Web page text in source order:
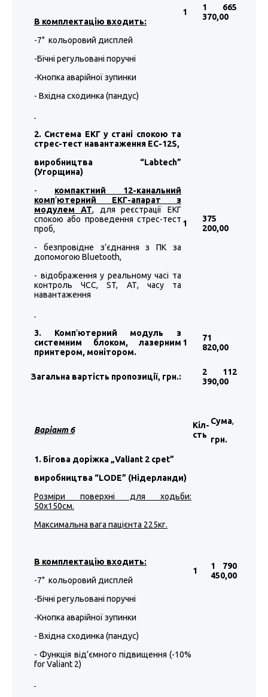
В комплектацію входить:
-7" кольоровий дисплей
-Бічні регульовані поручні
-Кнопка аварійної зупинки
- Вхідна сходинка (пандус)
1
1 665
370,00
2. Система ЕКГ у стані спокою та
стрес-тест навантаження EC-12S,
виробництва “Labtech”
(Угорщина)
- компактний 12-канальний
комп’ютерний ЕКГ-апарат з
модулем АТ, для реєстрації ЕКГ
спокою або проведення стрес-тест
проб,
- безпровідне з’єднання з ПК за
допомогою Bluetooth,
- відображення у реальному часі та
контроль ЧСС, ST, АТ, часу та
навантаження
1
375
200,00
3. Комп’ютерний модуль з
системним блоком, лазерним
принтером, монітором.
1
71
820,00
Загальна вартість пропозиції, грн.:
2 112
390,00
Варіант 6
Кіл-
сть
Сума,
грн.
1. Бігова доріжка „Valiant 2 cpet”
виробництва “LODE” (Нідерланди)
Розміри поверхні для ходьби:
50х150см.
Максимальна вага пацієнта 225кг.
В комплектацію входить:
-7" кольоровий дисплей
-Бічні регульовані поручні
-Кнопка аварійної зупинки
- Вхідна сходинка (пандус)
- Функція від’ємного підвищення (-10%
for Valiant 2)
1
1 790
450,00